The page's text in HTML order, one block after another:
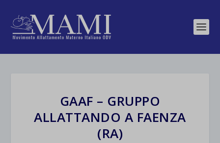
GAAF – GRUPPO
ALLATTANDO A FAENZA
(RA)